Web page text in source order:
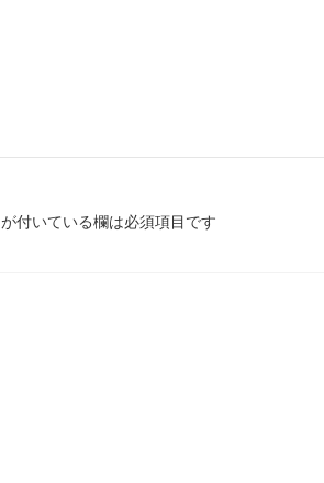
が付いている欄は必須項目です